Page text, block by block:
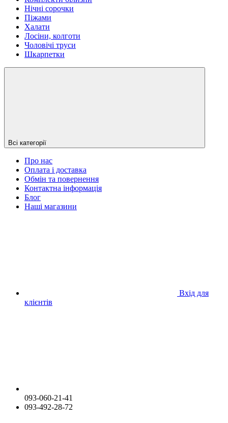
Нічні сорочки
Піжами
Халати
Лосіни, колготи
Чоловічі труси
Шкарпетки
Всі категорії
Про нас
Оплата і доставка
Обмін та повернення
Контактна інформація
Блог
Наші магазини
Вхід для
клієнтів
093-060-21-41
093-492-28-72